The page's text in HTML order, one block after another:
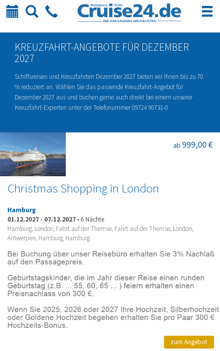
Kalender
SucheTelefon
KREUZFAHRT-ANGEBOTE FÜR DEZEMBER
2027
Schiffsreisen und Kreuzfahrten Dezember 2027 bieten wir Ihnen bis zu 70
% reduziert an. Wählen Sie das passende Kreuzfahrt-Angebot für
Dezember 2027 aus und buchen gerne auch direkt bei einem unserer
Kreuzfahrt-Experten unter der Telefonummer 09724 90731-0
Christmas Shopping in London
ab 999,00 €
Hamburg
01.12.2027 - 07.12.2027 • 6 Nächte
Hamburg, London, Fahrt auf der Themse, Fahrt auf der Themse, London,
Antwerpen, Hamburg, Hamburg
zum Angebot